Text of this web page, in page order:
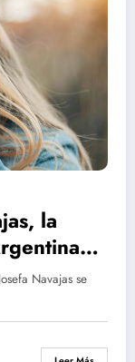
la
Luna
Navajas se